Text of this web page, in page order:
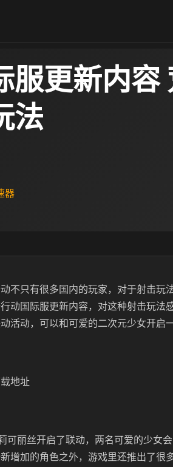
服更新内容
法
器
不只有很多国内的玩家，对于射击玩
动国际服更新内容，对这种射击玩法
活动，可以和可爱的二次元少女开启
地址
可丽丝开启了联动，两名可爱的少女
增加的角色之外，游戏里还推出了很